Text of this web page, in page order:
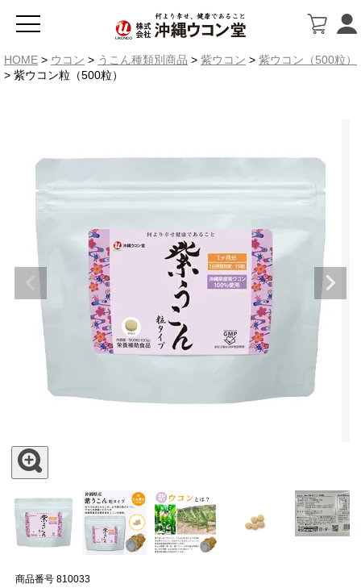
HOME ウコン うこん種類別商品 紫ウコン
紫ウコン（500粒）
紫ウコン粒（500粒）
商品番号 810033